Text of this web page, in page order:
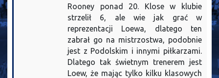
Rooney ponad 20. Klose w klubie
strzelił 6, ale wie jak grać w
reprezentacji Loewa, dlatego ten
zabrał go na mistrzostwa, podobnie
jest z Podolskim i innymi piłkarzami.
Dlatego tak świetnym trenerem jest
Loew, że mając tylko kilku klasowych